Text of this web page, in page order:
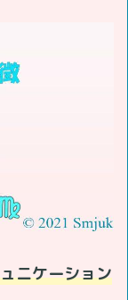
ニケーション